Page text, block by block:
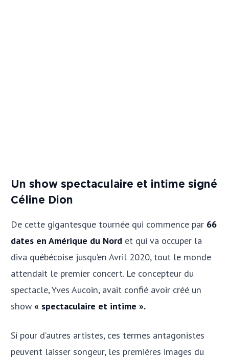
Un show spectaculaire et intime signé
Céline Dion
De cette gigantesque tournée qui commence par 66
dates en Amérique du Nord et qui va occuper la
diva québécoise jusqu’en Avril 2020, tout le monde
attendait le premier concert. Le concepteur du
spectacle, Yves Aucoin, avait confié avoir créé un
show « spectaculaire et intime ».
Si pour d’autres artistes, ces termes antagonistes
peuvent laisser songeur, les premières images du